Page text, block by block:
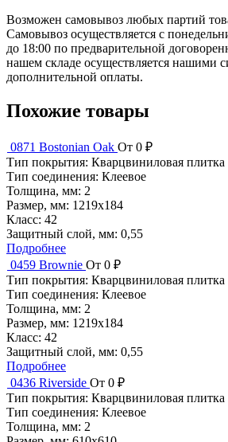
Возможен самовывоз любых партий
Самовывоз осуществляется с
до 18:00 по предварительной
нашем складе осуществляется нашими
дополнительной оплаты.
Похожие товары
0871 Bostonian Oak От 0 ₽
Тип покрытия: Кварцвиниловая
Тип соединения: Клеевое
Толщина, мм: 2
Размер, мм: 1219x184
Класс: 42
Защитный слой, мм: 0,55
Подробнее
0459 Brownie От 0 ₽
Тип покрытия: Кварцвиниловая
Тип соединения: Клеевое
Толщина, мм: 2
Размер, мм: 1219x184
Класс: 42
Защитный слой, мм: 0,55
Подробнее
0436 Riverside От 0 ₽
Тип покрытия: Кварцвиниловая
Тип соединения: Клеевое
Толщина, мм: 2